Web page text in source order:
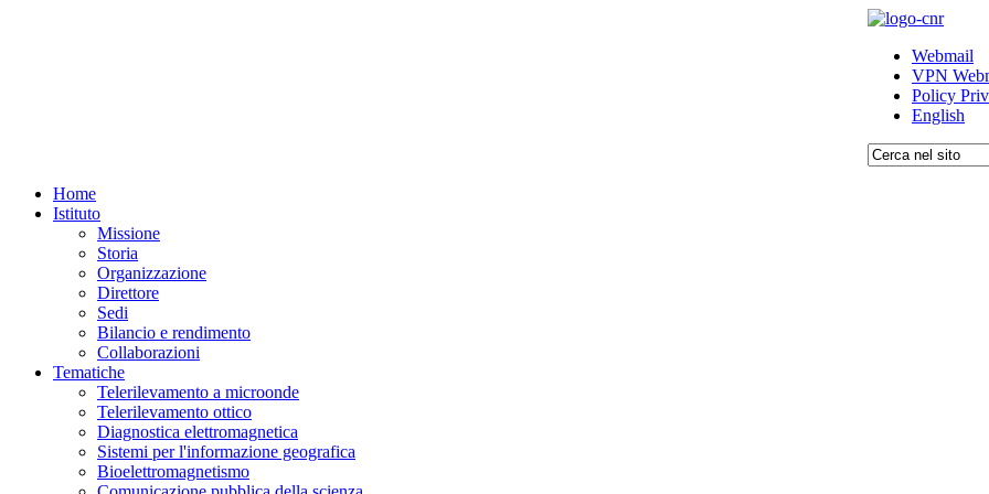
Webmail
VPN
Policy
English
Home
Istituto
Missione
Storia
Organizzazione
Direttore
Sedi
Bilancio e rendimento
Collaborazioni
Tematiche
Telerilevamento a microonde
Telerilevamento ottico
Diagnostica elettromagnetica
Sistemi per l'informazione geografica
Bioelettromagnetismo